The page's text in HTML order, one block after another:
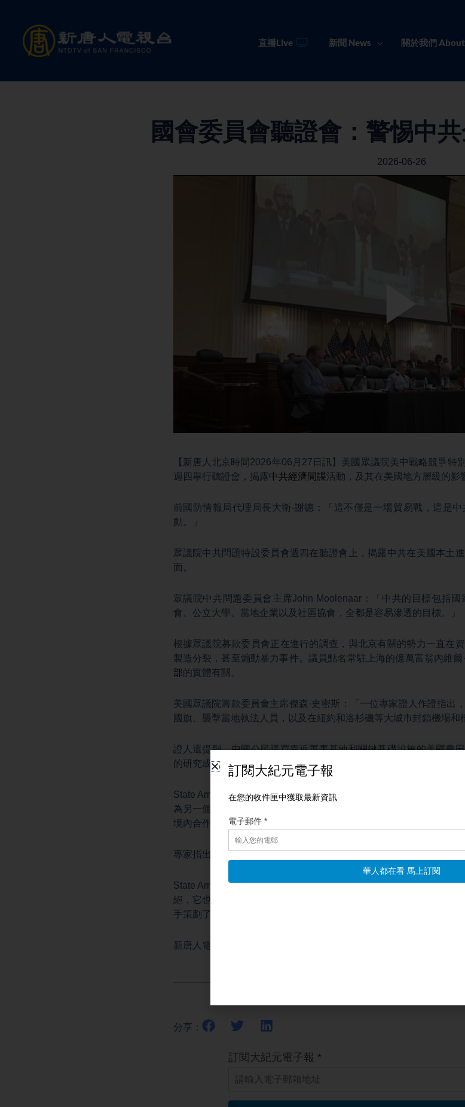
content
直播Live 新聞 News 關於我們
國會委員會聽證會：警惕中
2026-06-26
【新唐人北京時間2026年06月27日訊】美國眾議院美中戰略競爭特
週四舉行聽證會，揭露中共經濟間諜活動，及其在美國地方層級的影
前國防情報局代理局長大衛‧謝德：「這不僅是一場貿易戰，這是
動。」
眾議院中共問題特設委員會週四在聽證會上，揭露中共在美國本土
面。
眾議院中共問題委員會主席John Moolenaar：「中共的目標包括
會、公立大學、當地企業以及社區協會，全都是容易滲透的目標。」
根據眾議院募款委員會正在進行的調查，與北京有關的勢力一直在
製造分裂，甚至煽動暴力事件。議員點名常駐上海的億萬富翁內維
部的實體有關。
美國眾議院籌款委員會主席傑森·史密斯：「一位專家證人作證指出
國旗、襲擊當地執法人員，以及在紐約和洛杉磯等大城市封鎖機場和
證人還提到，中國公民購買靠近軍事基地和關鍵基礎設施的美國農
的研究成果，被用來協助推動中共的軍事發展。
State Armor公司創始人兼首席執行官邁克爾‧盧奇：「如何對待在美
為另一個更值得關注、性質更為嚴重的問題是，為什麼美國大學會
境內合作開發武器技術？」
專家指出，認清中共的本質才能真正理解這個共產主義政權。
State Armor公司創始人兼首席執行官邁克爾‧盧奇：「我們要認識
絕，它也是導致美國適齡服役男性因
中毒而死亡的元兇，而
手策劃了所有那些罪惡勾當，以及看似無害、實質有害的種種行徑。」
新唐人電視台記者晟言、宇微美國華府報導
分享：